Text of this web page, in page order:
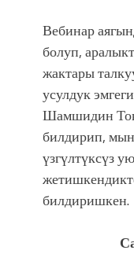
Вебинар
болуп,
жактары
усулдук
Шамшидин
билдирип,
үзгүлтүксүз
билдиришкен.